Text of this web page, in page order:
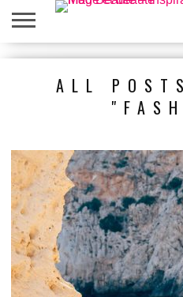
ACCUEIL
ALL